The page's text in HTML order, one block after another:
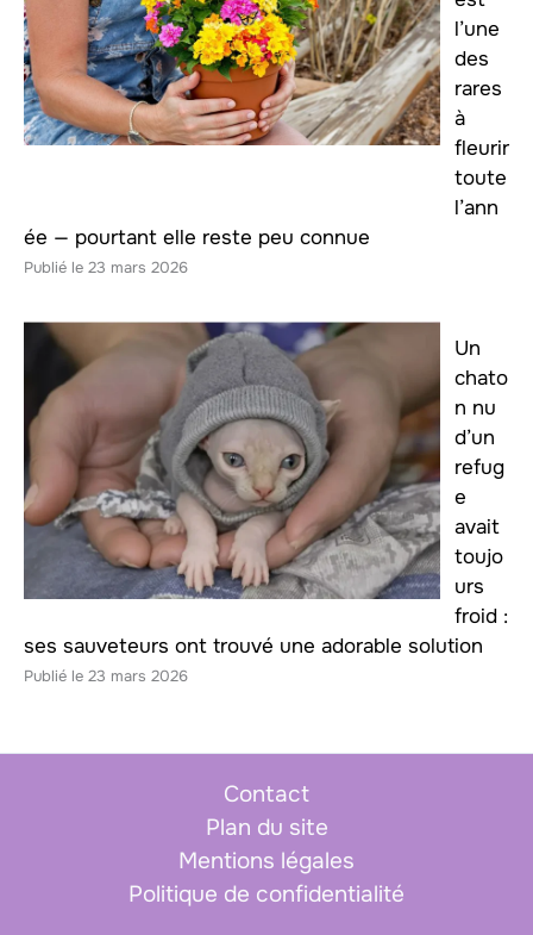
l’une
des
rares
à
fleurir
toute
l’ann
ée — pourtant elle reste peu connue
23 mars 2026
Un
chato
n nu
d’un
refug
e
avait
toujo
urs
froid :
ses sauveteurs ont trouvé une adorable solution
23 mars 2026
Contact
Plan du site
Mentions légales
Politique de confidentialité